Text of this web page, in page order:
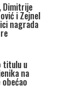
Dimitrije
i Zejnel
nagrada
titulu u
na